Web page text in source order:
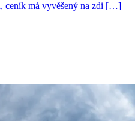
ceník má vyvěšený na zdi […]